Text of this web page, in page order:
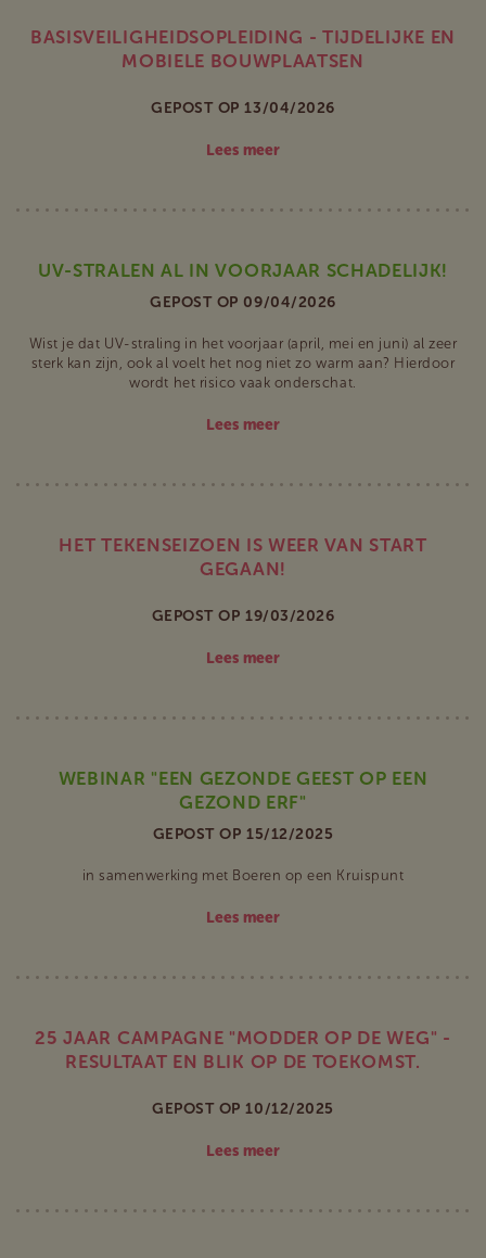
BASISVEILIGHEIDSOPLEIDING - TIJDELIJKE EN
MOBIELE BOUWPLAATSEN
GEPOST OP 13/04/2026
Lees meer
UV-STRALEN AL IN VOORJAAR SCHADELIJK!
GEPOST OP 09/04/2026
Wist je dat UV-straling in het voorjaar (april, mei en juni) al zeer
sterk kan zijn, ook al voelt het nog niet zo warm aan? Hierdoor
wordt het risico vaak onderschat.
Lees meer
HET TEKENSEIZOEN IS WEER VAN START
GEGAAN!
GEPOST OP 19/03/2026
Lees meer
WEBINAR "EEN GEZONDE GEEST OP EEN
GEZOND ERF"
GEPOST OP 15/12/2025
in samenwerking met Boeren op een Kruispunt
Lees meer
25 JAAR CAMPAGNE "MODDER OP DE WEG" -
RESULTAAT EN BLIK OP DE TOEKOMST.
GEPOST OP 10/12/2025
Lees meer